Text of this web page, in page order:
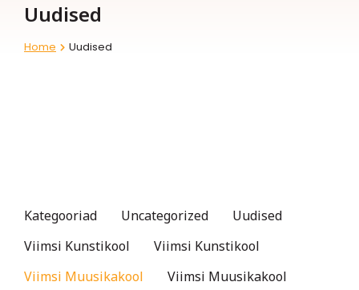
Uudised
You are here:
Home Uudised
Kategooriad Uncategorized
Uudised
Viimsi Kunstikool
Viimsi Kunstikool
Viimsi Muusikakool
Viimsi Muusikakool